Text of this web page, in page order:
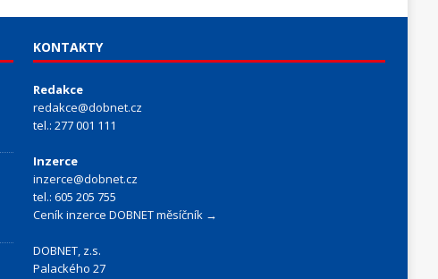
KONTAKTY
Redakce
redakce@dobnet.cz
tel.: 277 001 111
Inzerce
inzerce@dobnet.cz
tel.: 605 205 755
Ceník inzerce DOBNET měsíčník →
DOBNET, z.s.
Palackého 27